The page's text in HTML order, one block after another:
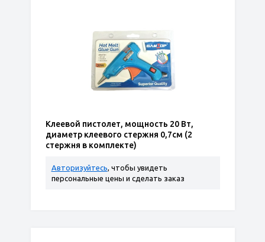
Клеевой пистолет, мощность 20 Вт,
диаметр клеевого стержня 0,7см (2
стержня в комплекте)
Авторизуйтесь, чтобы увидеть
персональные цены и сделать заказ